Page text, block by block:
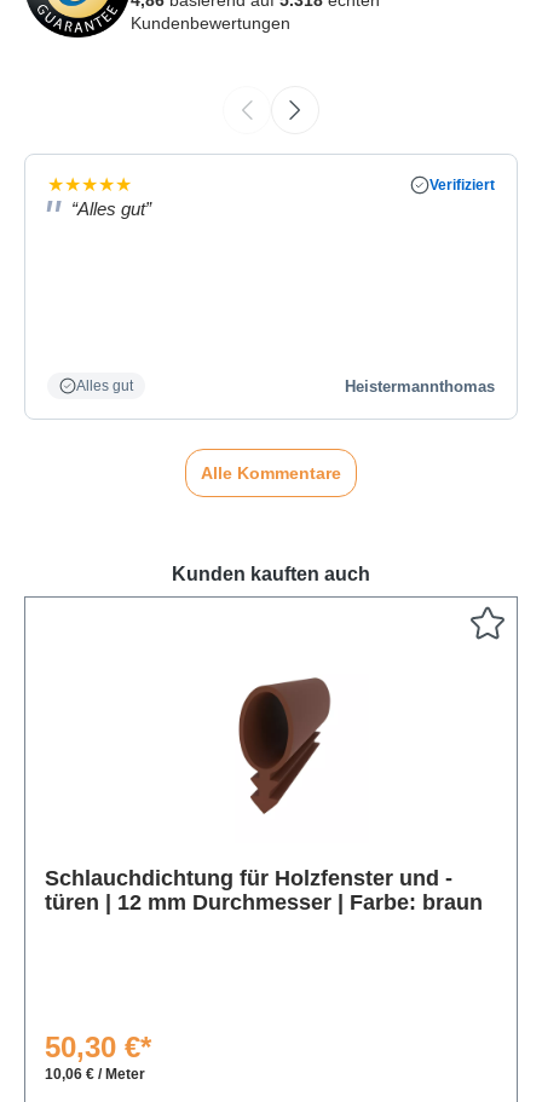
Kundenbewertungen
★★★★★ Verifiziert
“Alles gut”
Alles gut Heistermannthomas
Alle Kommentare
Kunden kauften auch
Schlauchdichtung für Holzfenster und -
türen | 12 mm Durchmesser | Farbe: braun
50,30 €*
10,06 € / Meter